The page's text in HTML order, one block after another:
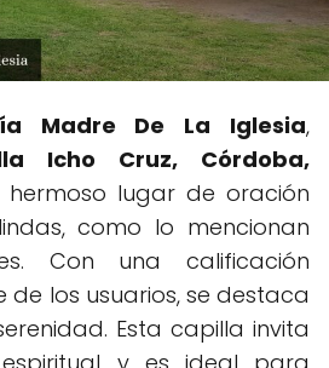
Madre De La Iglesia,
Icho Cruz, Córdoba,
hermoso lugar de oración
como lo mencionan
Con una calificación
los usuarios, se destaca
Esta capilla invita